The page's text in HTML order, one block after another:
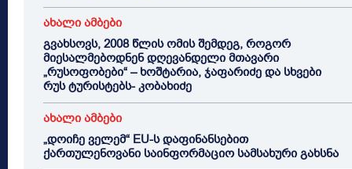
ახალი ამბები
გვახსოვს, 2008 წლის ომის შემდეგ, როგორ
მიესალმებოდნენ დღევანდელი მთავარი
„რუსოფობები“ – ხოშტარია, ჯაფარიძე და სხვები
რუს ტურისტებს- კობახიძე
ახალი ამბები
„დოიჩე ველემ“ EU-ს დაფინანსებით
ქართულენოვანი საინფორმაციო სამსახური გახსნა